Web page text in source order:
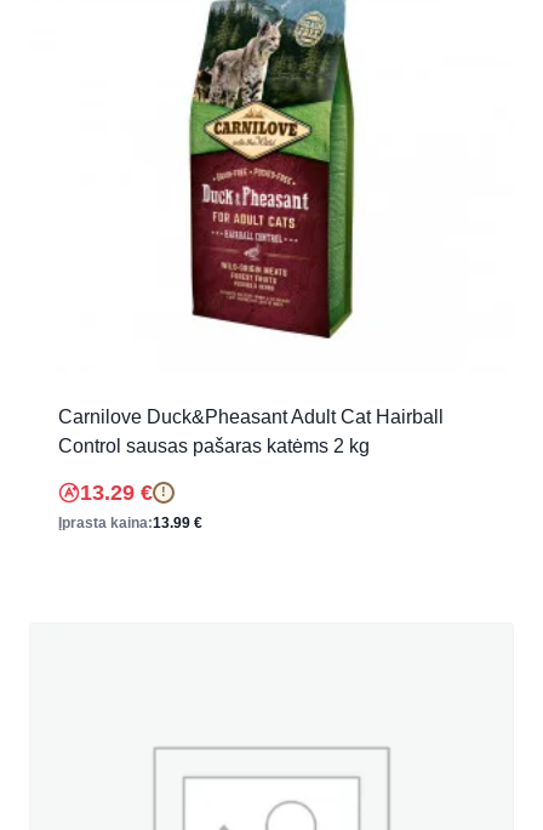
Carnilove Duck&Pheasant Adult Cat Hairball
Control sausas pašaras katėms 2 kg
13.29 € !
Įprasta kaina:13.99 €